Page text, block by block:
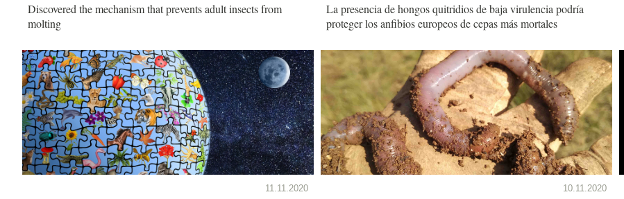
Discovered the mechanism that prevents adult insects from
molting
La presencia de hongos quitridios de baja virulencia podría
proteger los anfibios europeos de cepas más mortales
11.11.2020 10.11.2020